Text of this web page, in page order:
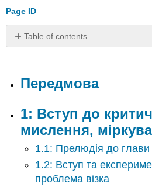
Page ID
Table of contents
Вступ
до
мислення,
міркування
та
логіки
2:
Передмова
1: Вступ до
мислення,
1.1: Прелюдія до глави
1.2: Вступ та
проблема візка